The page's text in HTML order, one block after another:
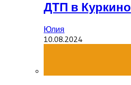
ДТП в Куркино
Юлия
10.08.2024